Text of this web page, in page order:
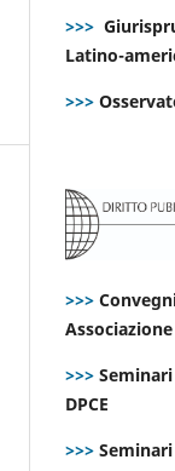
>>>
Latino-
>>>
>>>
Associazione
>>>
DPCE
>>> Seminari